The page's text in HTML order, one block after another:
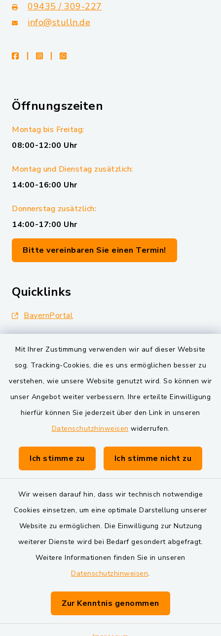
Mit Ihrer Zustimmung verwenden wir auf dieser Website
sog. Tracking-Cookies, die es uns ermöglichen besser zu
verstehen, wie unsere Website genutzt wird. So können wir
unser Angebot weiter verbessern. Ihre erteilte Einwilligung
hierfür können Sie jederzeit über den Link in unseren
Datenschutzhinweisen widerrufen.
Ich stimme zu Ich stimme nicht zu
Wir weisen darauf hin, dass wir technisch notwendige
Cookies einsetzen, um eine optimale Darstellung unserer
Website zu ermöglichen. Die Einwilligung zur Nutzung
weiterer Dienste wird bei Bedarf gesondert abgefragt.
Weitere Informationen finden Sie in unseren
Datenschutzhinweisen.
Zur Kenntnis genommen
09435 / 309-227
info@stulln.de
facebookinstagramwhatsapp
Öffnungszeiten
Montag bis Freitag:
08:00-12:00 Uhr
Montag und Dienstag zusätzlich:
14:00-16:00 Uhr
Donnerstag zusätzlich:
14:00-17:00 Uhr
Bitte vereinbaren Sie einen Termin!
Quicklinks
BayernPortal
Landkreis Schwandorf
VG und Gemeinden
Markt Schwarzenfeld
Gemeinde Schwarzach bei Nabburg
Verwaltungsgemeinschaft Schwarzenfeld
Barrierefreiheit
Impressum